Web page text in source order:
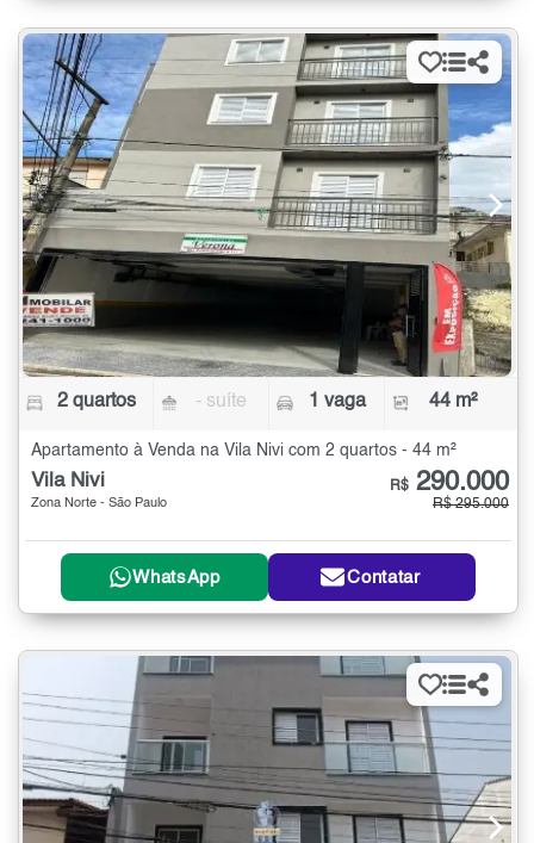
2 quartos - suíte 1 vaga 44 m²
Apartamento à Venda na Vila Nivi com 2 quartos - 44 m²
Vila Nivi
Zona Norte - São Paulo
R$ 290.000
R$ 295.000
WhatsApp Contatar